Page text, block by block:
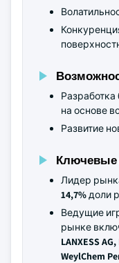
на основе
Развитие
Ключевые
Лидер
14,7%доли
Ведущие
рынке
LANXESS
WeylChem